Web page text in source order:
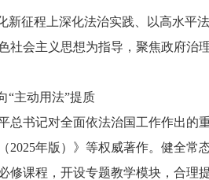
征程上深化法治实践、以高水平
会主义思想为指导，聚焦政府治
主动用法”提质
书记对全面依法治国工作作出的
2025年版）》等权威著作。健全
课程，开设专题教学模块，合理